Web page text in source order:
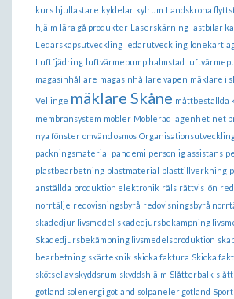
kurs hjullastare kyldelar kylrum Landskrona
hjälm lära gå produkter Laserskärning lastbilar
Ledarskapsutveckling ledarutveckling
Luftfjädring luftvärmepump halmstad
magasinhållare magasinhållare vapen mäklare i
Vellinge mäklare Skåne måttbeställda
membransystem möbler Möblerad lägenhet net
nya fönster omvänd osmos
packningsmaterial
pandemi personlig assistans
plastbearbetning plastmaterial plasttillverkning
anställda produktion elektronik räls rättvis lön
norrtälje redovisningsbyrå redovisningsbyrå
skadedjur livsmedel
skadedjursbekämpning
Skadedjursbekämpning livsmedelsproduktion
bearbetning skärteknik skicka faktura Skicka
skötsel av skyddsrum skyddshjälm Slåtterbalk
gotland solenergi gotland solpaneler gotland